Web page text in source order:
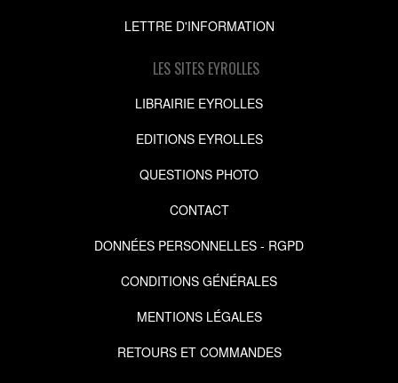
LETTRE D'INFORMATION
LES SITES EYROLLES
LIBRAIRIE EYROLLES
EDITIONS EYROLLES
QUESTIONS PHOTO
CONTACT
DONNÉES PERSONNELLES - RGPD
CONDITIONS GÉNÉRALES
MENTIONS LÉGALES
RETOURS ET COMMANDES